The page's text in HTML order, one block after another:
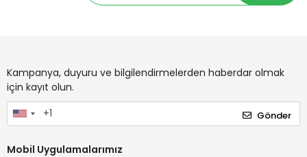
Kampanya, duyuru ve bilgilendirmelerden haberdar olmak
için kayıt olun.
Gönder
Mobil Uygulamalarımız